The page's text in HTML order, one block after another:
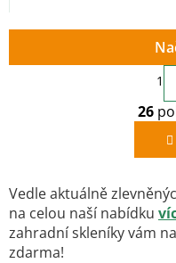
skleník,...
1
26
Vedle aktuálně
na celou naší nabídku
zahradní skleníky vám
zdarma!